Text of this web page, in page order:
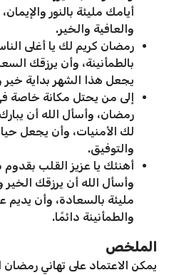
أيامك مليئة بالنور
والعافية والخير.
رمضان كريم لك يا أغلى
بالطمأنينة، وأن يرزقك
يجعل هذا الشهر بداية
إلى من يحتل مكانة خاصة
رمضان، وأسأل الله أن
لك الأمنيات، وأن يجعل
والتوفيق.
أهنئك يا عزيز القلب
وأسأل الله أن يرزقك
مليئة بالسعادة، وأن يديم
والطمأنينة دائمًا.
الملخص